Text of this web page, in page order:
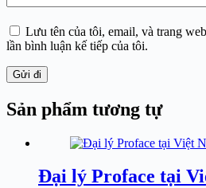
Lưu tên của tôi, email, và trang
lần bình luận kế tiếp của tôi.
Gửi đi
Sản phẩm tương tự
Đại lý Proface tại